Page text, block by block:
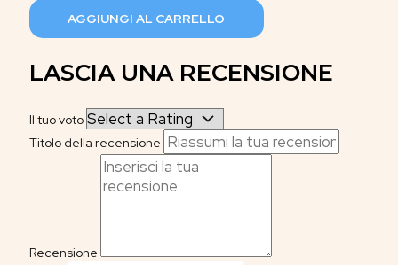
AGGIUNGI AL CARRELLO
LASCIA UNA RECENSIONE
Il tuo voto
Titolo della recensione
Recensione